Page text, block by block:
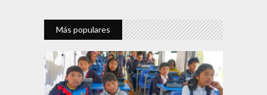
Más populares